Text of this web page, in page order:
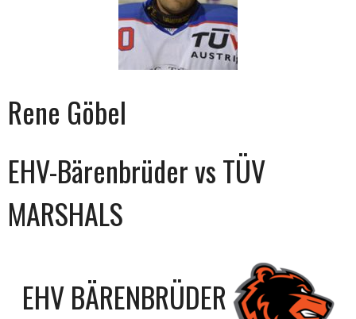
Rene Göbel
EHV-Bärenbrüder vs TÜV
MARSHALS
EHV BÄRENBRÜDER